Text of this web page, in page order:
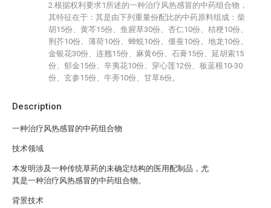
Description
一种治疗风热感冒的中药组合物
技术领域
本发明涉及一种传统草药的未确定结构的医用配制品，尤
其是一种治疗风热感冒的中药组合物。
背景技术
2.根据权利要求1所述的一种治疗风热感冒的中药组合物，
其特征在于：其是由下列重量份配比的中药原料组成：柴
胡15份、黄芩15份、鱼腥草30份、杏仁10份、桔梗10份、
荆芥10份、薄荷10份、蝉蜕10份、僵蚕10份、地龙10份、
金银花30份、连翘15份、麻黄6份、石膏15份、延胡索15
份、郁金15份、辛夷花10份、穿心莲12份、板蓝根10-30
份、玄参15份、牛蒡10份、甘草6份。